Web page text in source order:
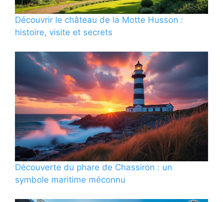
Découvrir le château de la Motte Husson :
histoire, visite et secrets
Découverte du phare de Chassiron : un
symbole maritime méconnu